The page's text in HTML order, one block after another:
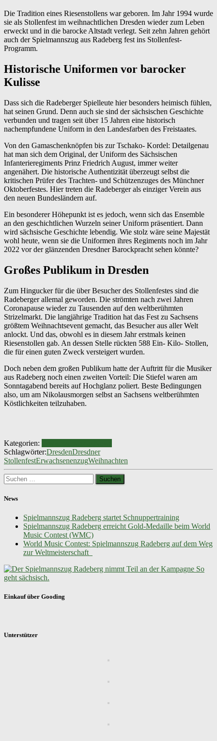
Die Tradition eines Riesenstollens war geboren. Im Jahr 1994 wurde
sie als Stollenfest im weihnachtlichen Dresden wieder zum Leben
erweckt und in die barocke Altstadt verlegt. Seit zehn Jahren gehört
auch der Spielmannszug aus Radeberg fest ins Stollenfest-
Programm.
Historische Uniformen vor barocker
Kulisse
Dass sich die Radeberger Spielleute hier besonders heimisch fühlen,
hat seinen Grund. Denn auch sie sind der sächsischen Geschichte
verbunden und tragen seit über 15 Jahren eine historisch
nachempfundene Uniform in den Landesfarben des Freistaates.
Von den Gamaschenknöpfen bis zur Tschako- Kordel: Detailgenau
hat man sich dem Original, der Uniform des Sächsischen
Infanterieregiments Prinz Friedrich August, immer weiter
angenähert. Die historische Authentizität überzeugt selbst die
kritischen Prüfer des Trachten- und Schützenzuges des Münchner
Oktoberfestes. Hier treten die Radeberger als einziger Verein aus
den neuen Bundesländern auf.
Ein besonderer Höhepunkt ist es jedoch, wenn sich das Ensemble
an den geschichtlichen Wurzeln seiner Uniform präsentiert. Dann
wird sächsische Geschichte lebendig. Wie stolz wäre seine Majestät
wohl heute, wenn sie die Uniformen ihres Regiments noch im Jahr
2022 vor der glänzenden Dresdner Barockpracht sehen könnte?
Großes Publikum in Dresden
Zum Hingucker für die über Besucher des Stollenfestes sind die
Radeberger allemal geworden. Die strömten nach zwei Jahren
Coronapause wieder zu Tausenden auf den weltberühmten
Strizelmarkt. Die langjährige Tradition hat das Fest zu Sachsens
größtem Weihnachtsevent gemacht, das Besucher aus aller Welt
anlockt. Und das, obwohl es in diesem Jahr erstmals keinen
Riesenstollen gab. An dessen Stelle rückten 588 Ein- Kilo- Stollen,
die für einen guten Zweck versteigert wurden.
Doch neben dem großen Publikum hatte der Auftritt für die Musiker
aus Radeberg noch einen zweiten Vorteil: Die Stiefel waren am
Sonntagabend bereits auf Hochglanz poliert. Beste Bedingungen
also, um am Nikolausmorgen selbst an Sachsens weltberühmten
Köstlichkeiten teilzuhaben.
Kategorien:
Schlagwörter:DresdenDresdner
StollenfestErwachsenenzugWeihnachten
Suchen
nach:
News
Spielmannszug Radeberg startet Schnuppertraining
Spielmannszug Radeberg erreicht Gold-Medaille beim World
Music Contest (WMC)
World Music Contest: Spielmannszug Radeberg auf dem Weg
zur Weltmeisterschaft
Einkauf über Gooding
Unterstützer